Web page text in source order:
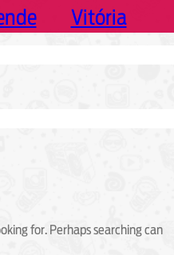
Vitória
for. Perhaps searching can